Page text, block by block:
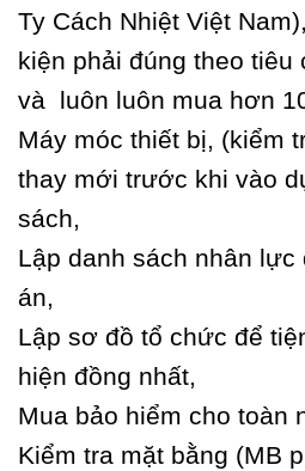
Ty Cách Nhiệt Việt
kiện phải đúng theo tiêu
và luôn luôn mua hơn
Máy móc thiết bị, (kiểm
thay mới trước khi vào
sách,
Lập danh sách nhân lực
án,
Lập sơ đồ tổ chức để
hiện đồng nhất,
Mua bảo hiểm cho toàn
Kiểm tra mặt bằng (MB